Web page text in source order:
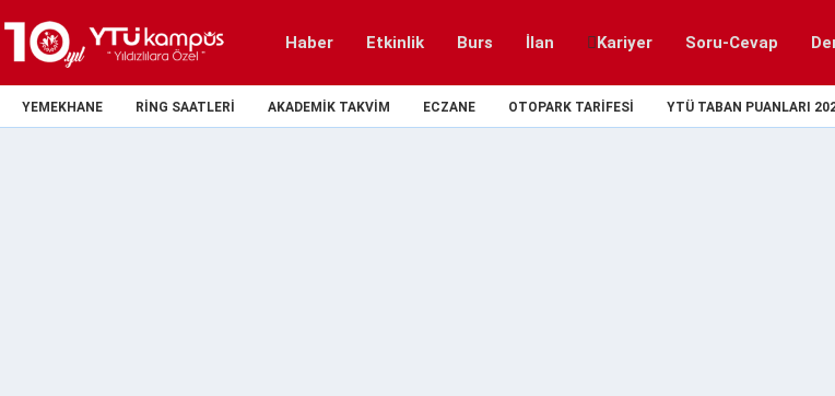
Haber Etkinlik Burs İlan Kariyer Soru-Cevap
YEMEKHANE RING SAATLERI AKADEMIK TAKVIM ECZANE OTOPARK TARIFESI YTÜ TABAN PUANLARI